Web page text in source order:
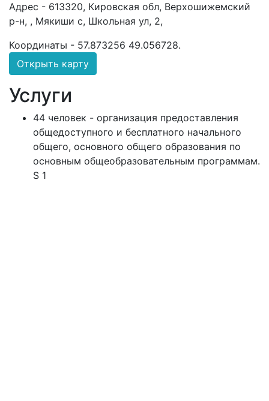
Адрес - 613320, Кировская обл, Верхошижемский
р-н, , Мякиши с, Школьная ул, 2,
Координаты - 57.873256 49.056728.
Открыть карту
Услуги
44 человек - организация предоставления
общедоступного и бесплатного начального
общего, основного общего образования по
основным общеобразовательным программам.
S 1